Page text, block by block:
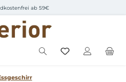
ab 59€